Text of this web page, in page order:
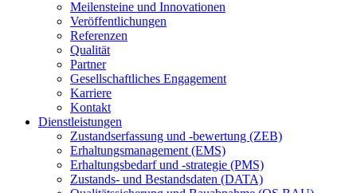
Meilensteine und Innovationen
Veröffentlichungen
Referenzen
Qualität
Partner
Gesellschaftliches Engagement
Karriere
Kontakt
Dienstleistungen
Zustandserfassung und -bewertung (ZEB)
Erhaltungsmanagement (EMS)
Erhaltungsbedarf und -strategie (PMS)
Zustands- und Bestandsdaten (DATA)